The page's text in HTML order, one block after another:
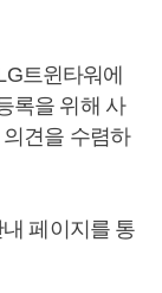
트윈타워에
록을 위해 사
견을 수렴하
페이지를 통